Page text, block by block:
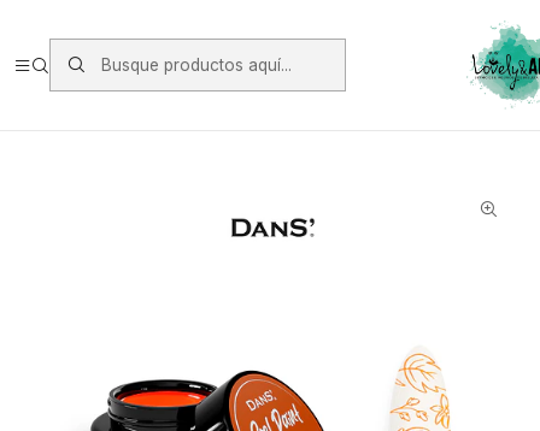
https://www.starken.cl/